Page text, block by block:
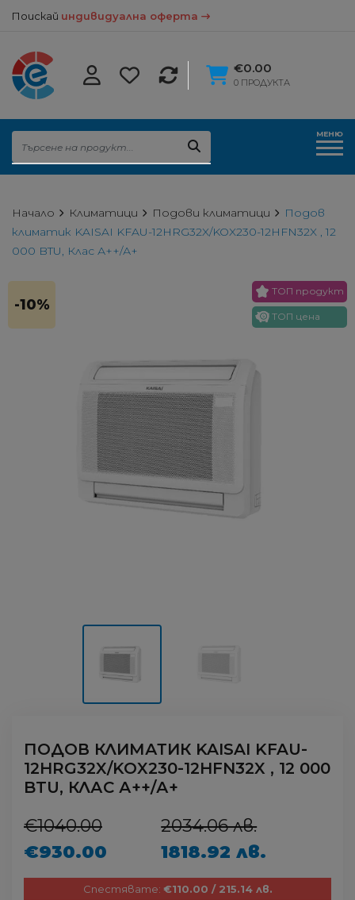
Поискай индивидуална оферта
€0.00
0 ПРОДУКТА
МЕНЮ
Начало Климатици Подови климатици
Подов
климатик KAISAI KFAU-12HRG32X/KOX230-12HFN32X , 12
000 BTU, Клас А++/А+
-10%
ТОП продукт
ТОП цена
ПОДОВ КЛИМАТИК KAISAI KFAU-
12HRG32X/KOX230-12HFN32X , 12 000
BTU, КЛАС А++/А+
€1040.00
€930.00
2034.06 лв.
1818.92 лв.
Спестявате: €110.00 / 215.14 лв.